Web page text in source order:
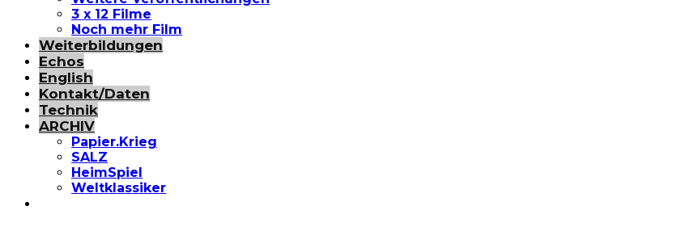
3 x 12 Filme
Noch mehr Film
Weiterbildungen
Echos
English
Kontakt/Daten
Technik
ARCHIV
Papier.Krieg
SALZ
HeimSpiel
Weltklassiker